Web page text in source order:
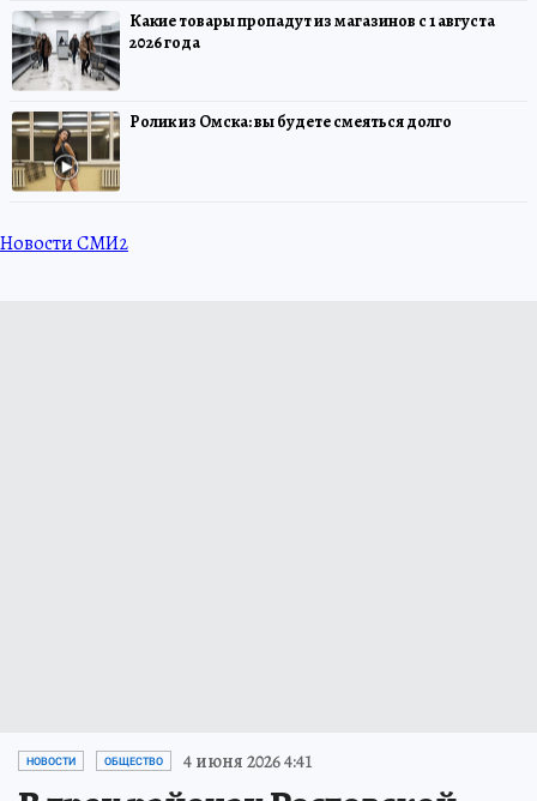
Какие товары пропадут из магазинов с 1 августа
2026 года
Ролик из Омска: вы будете смеяться долго
Новости СМИ2
НОВОСТИ ОБЩЕСТВО 4 июня 2026 4:41